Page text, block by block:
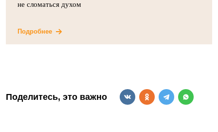
не сломаться духом
Подробнее
Поделитесь, это важно